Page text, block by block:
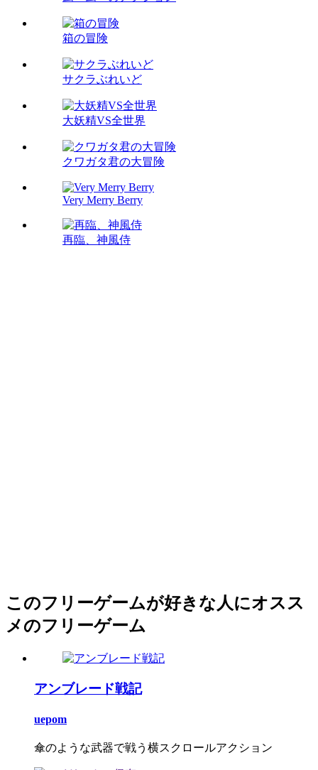
箱の冒険
サクラぶれいど
大妖精VS全世界
クワガタ君の大冒険
Very Merry Berry
再臨、神風侍
このフリーゲームが好きな人にオスス
メのフリーゲーム
アンブレード戦記
uepom
傘のような武器で戦う横スクロールアクション